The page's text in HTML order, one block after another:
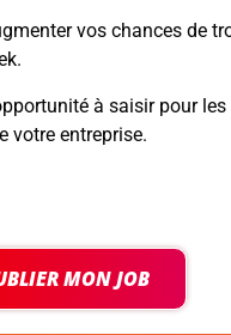
vos chances
à saisir pour
votre entreprise.
MON JOB